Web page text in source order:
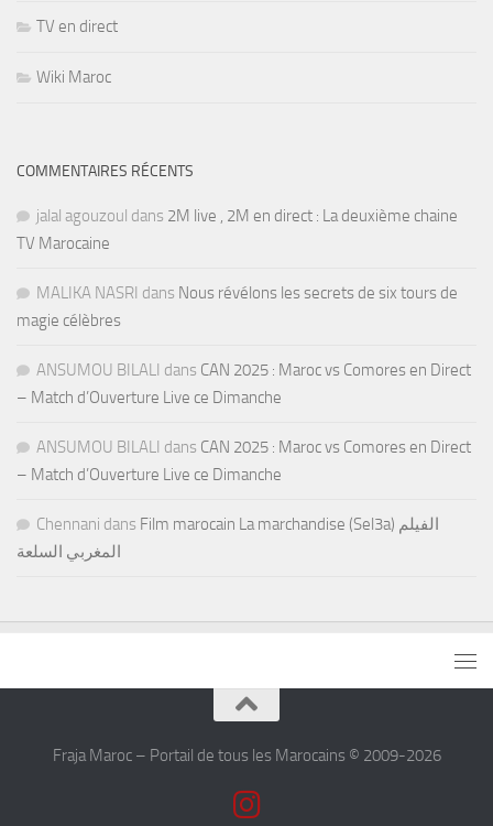
TV en direct
Wiki Maroc
COMMENTAIRES RÉCENTS
jalal agouzoul dans 2M live , 2M en direct : La deuxième chaine
TV Marocaine
MALIKA NASRI dans Nous révélons les secrets de six tours de
magie célèbres
ANSUMOU BILALI dans CAN 2025 : Maroc vs Comores en Direct
– Match d’Ouverture Live ce Dimanche
ANSUMOU BILALI dans CAN 2025 : Maroc vs Comores en Direct
– Match d’Ouverture Live ce Dimanche
Chennani dans Film marocain La marchandise (Sel3a) الفيلم
المغربي السلعة
Fraja Maroc – Portail de tous les Marocains © 2009-2026